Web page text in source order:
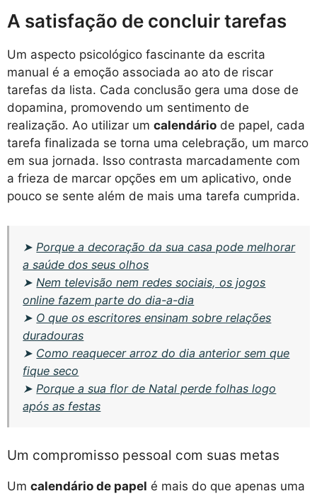
A satisfação de concluir tarefas
Um aspecto psicológico fascinante da escrita
manual é a emoção associada ao ato de riscar
tarefas da lista. Cada conclusão gera uma dose de
dopamina, promovendo um sentimento de
realização. Ao utilizar um calendário de papel, cada
tarefa finalizada se torna uma celebração, um marco
em sua jornada. Isso contrasta marcadamente com
a frieza de marcar opções em um aplicativo, onde
pouco se sente além de mais uma tarefa cumprida.
➤ Porque a decoração da sua casa pode melhorar
a saúde dos seus olhos
➤ Nem televisão nem redes sociais, os jogos
online fazem parte do dia-a-dia
➤ O que os escritores ensinam sobre relações
duradouras
➤ Como reaquecer arroz do dia anterior sem que
fique seco
➤ Porque a sua flor de Natal perde folhas logo
após as festas
Um compromisso pessoal com suas metas
Um calendário de papel é mais do que apenas uma